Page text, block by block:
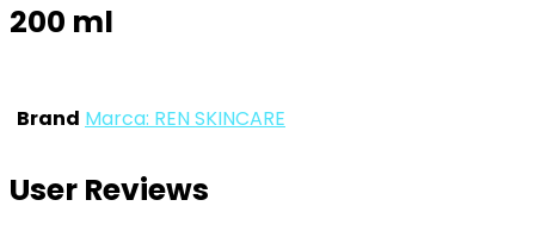
200 ml
Brand Marca: REN SKINCARE
User Reviews